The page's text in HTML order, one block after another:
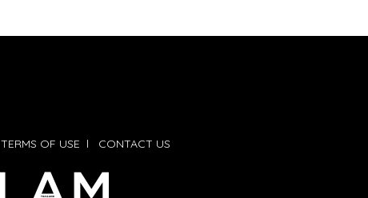
TERMS OF USE l CONTACT US